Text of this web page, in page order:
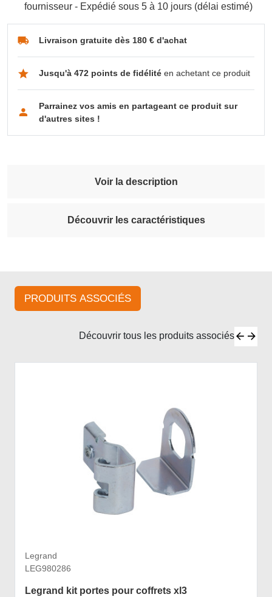
fournisseur - Expédié sous 5 à 10 jours (délai estimé)
Livraison gratuite dès 180 € d'achat
Jusqu'à 472 points de fidélitéen achetant ce produit
Parrainez vos amis en partageant ce produit sur
d'autres sites !
Voir la description
Découvrir les caractéristiques
PRODUITS ASSOCIÉS
Découvrir tous les produits associés
Legrand
LEG980286
Legrand kit portes pour coffrets xl3